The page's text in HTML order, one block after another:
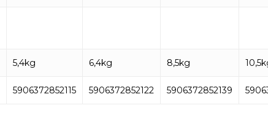
5,4kg 6,4kg 8,5kg
5906372852115 5906372852122 5906372852139